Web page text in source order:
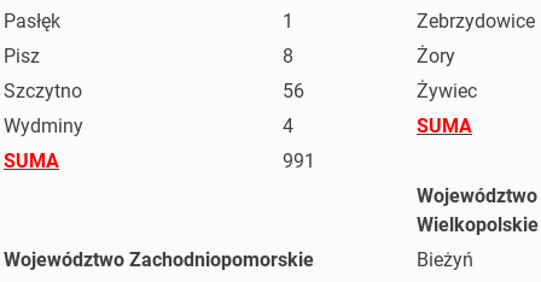
Pasłęk
1
Zebrzydowice
Pisz
8
Żory
Szczytno
56
Żywiec
Wydminy
4
SUMA
SUMA
991
Województwo
Wielkopolskie
Województwo Zachodniopomorskie
Bieżyń